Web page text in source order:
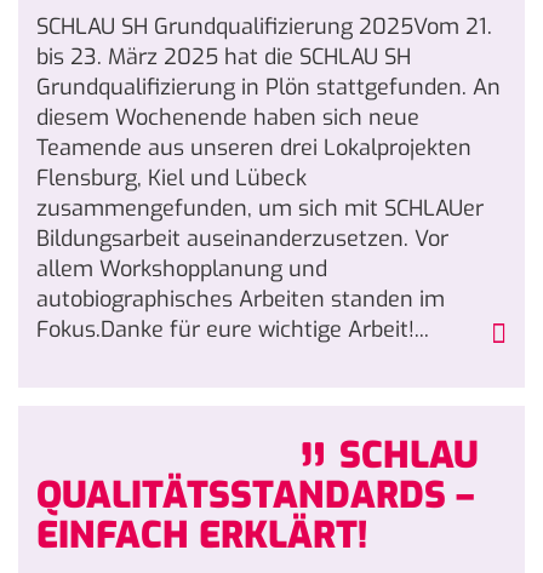
SCHLAU SH Grundqualifizierung 2025Vom 21.
bis 23. März 2025 hat die SCHLAU SH
Grundqualifizierung in Plön stattgefunden. An
diesem Wochenende haben sich neue
Teamende aus unseren drei Lokalprojekten
Flensburg, Kiel und Lübeck
zusammengefunden, um sich mit SCHLAUer
Bildungsarbeit auseinanderzusetzen. Vor
allem Workshopplanung und
autobiographisches Arbeiten standen im
Fokus.Danke für eure wichtige Arbeit!...
„ SCHLAU
QUALITÄTSSTANDARDS –
EINFACH ERKLÄRT!